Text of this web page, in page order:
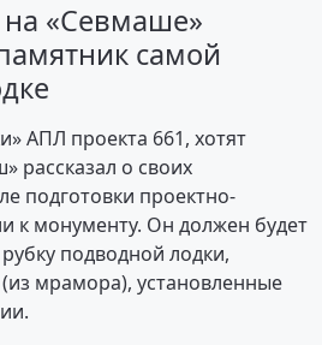
«Севмаше»
самой
АПЛ проекта 661, хотят
рассказал о своих
подготовки проектно-
к монументу. Он должен будет
подводной лодки,
мрамора), установленные